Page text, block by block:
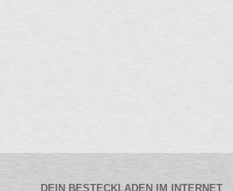
DEIN BESTECKLADEN IM INTERNET